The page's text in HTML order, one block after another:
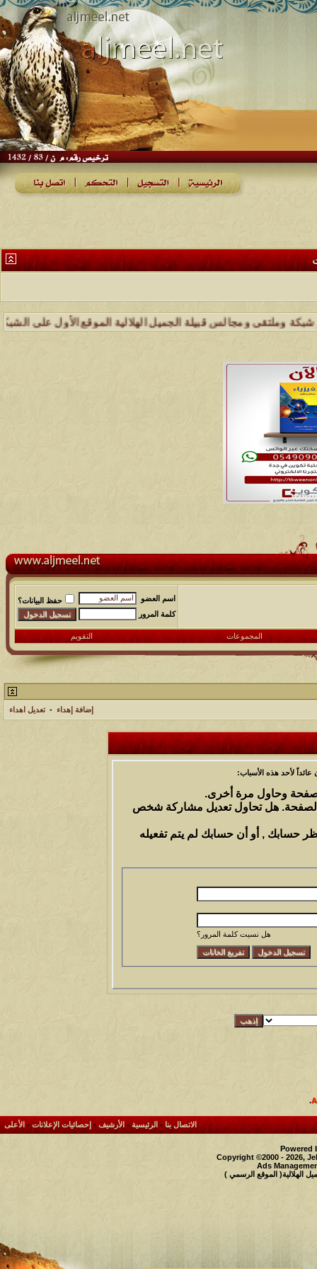
ومجالس قبيلة الجميل الهلالية الموقع الأول على الشبكة
اسم العضو
حفظ البيانات؟
كلمة المرور
المجموعات التقويم
إضافة إهداء - تعديل اهداء
لأحد هذه الأسباب:
وحاول مرة أخرى.
الصفحة. هل تحاول تعديل مشاركة شخص
حسابك , أو أن حسابك لم يتم تفعيله
هل نسيت كلمة المرور؟
.
الاتصال بنا- الرئيسية-الأرشيف- إحصائيات الإعلانات- الأعلى
Powered
Copyright ©2000 - 2026,
Ads
الهلالية( الموقع الرسمي )